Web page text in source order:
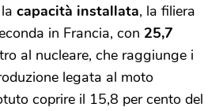
capacità installata, la filiera
in Francia, con 25,7
al nucleare, che raggiunge i
legata al moto
coprire il 15,8 per cento del